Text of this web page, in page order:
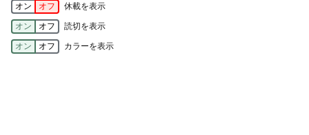
オン オフ 休載を表示
オン オフ 読切を表示
オン オフ カラーを表示